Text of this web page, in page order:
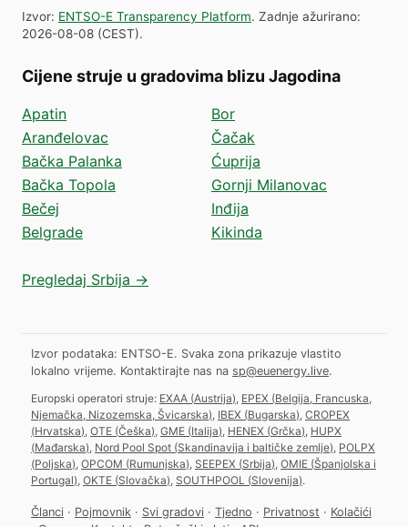
Izvor: ENTSO-E Transparency Platform. Zadnje ažurirano:
2026-08-08 (CEST).
Cijene struje u gradovima blizu Jagodina
Apatin
Aranđelovac
Bačka Palanka
Bačka Topola
Bečej
Belgrade
Bor
Čačak
Ćuprija
Gornji Milanovac
Inđija
Kikinda
Pregledaj Srbija →
Izvor podataka: ENTSO-E. Svaka zona prikazuje vlastito
lokalno vrijeme. Kontaktirajte nas na sp@euenergy.live.
Europski operatori struje: EXAA (Austrija) EPEX (Belgija, Francuska,
Njemačka, Nizozemska, Švicarska) IBEX (Bugarska) CROPEX
(Hrvatska) OTE (Češka) GME (Italija) HENEX (Grčka) HUPX
(Mađarska) Nord Pool Spot (Skandinavija i baltičke zemlje) POLPX
(Poljska) OPCOM (Rumunjska) SEEPEX (Srbija) OMIE (Španjolska i
Portugal) OKTE (Slovačka) SOUTHPOOL (Slovenija).
Članci · Pojmovnik · Svi gradovi · Tjedno · Privatnost · Kolačići